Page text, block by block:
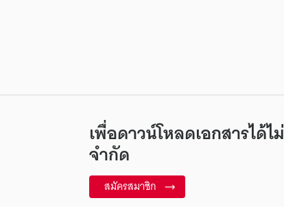
เพื่อดาวน์โหลดเอกสารได้ไม่
จำกัด
สมัครสมาชิก